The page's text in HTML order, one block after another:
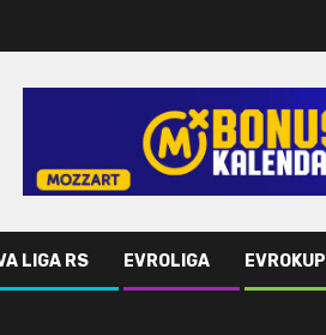
LIGA RS EVROLIGA EVROKUP